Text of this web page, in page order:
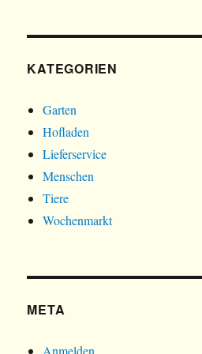
KATEGORIEN
Garten
Hofladen
Lieferservice
Menschen
Tiere
Wochenmarkt
META
Anmelden